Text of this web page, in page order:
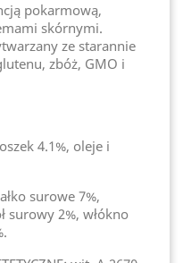
pokarmową,
skórnymi.
ze starannie
zbóż, GMO i
4.1%, oleje i
surowe 7%,
surowy 2%, włókno